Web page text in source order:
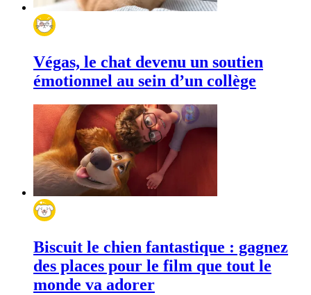
Végas, le chat devenu un soutien
émotionnel au sein d’un collège
Biscuit le chien fantastique : gagnez
des places pour le film que tout le
monde va adorer